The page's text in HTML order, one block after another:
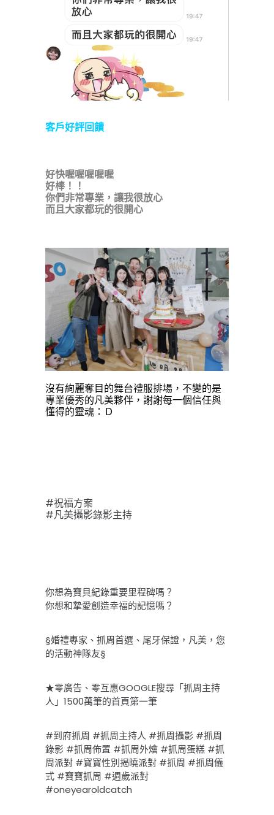
客戶好評回饋
好快喔喔喔喔喔
好棒！！
你們非常專業，讓我很放心
而且大家都玩的很開心
沒有絢麗奪目的舞台禮服排場， 不變的是
專業優秀的凡美夥伴， 謝謝每一個信任與
懂得的靈魂：Ｄ
#祝福方案
#凡美攝影錄影主持
你想為寶貝紀錄重要里程碑嗎？
你想和摯愛創造幸福的記憶嗎？
§婚禮專家、抓周首選、尾牙保證，凡美，您
的活動神隊友§
★零廣告、零互惠GOOGLE搜尋「抓周主持
人」1500萬筆的首頁第一筆
#到府抓周 #抓周主持人 #抓周攝影 #抓周
錄影 #抓周佈置 #抓周外燴 #抓周蛋糕 #抓
周派對 #寶寶性別揭曉派對 #抓周 #抓周儀
式 #寶寶抓周 #週歲派對
#oneyearoldcatch